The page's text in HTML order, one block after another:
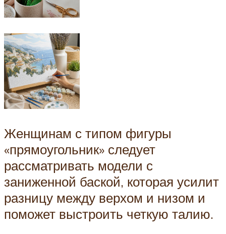
Женщинам с типом фигуры
«прямоугольник» следует
рассматривать модели с
заниженной баской, которая усилит
разницу между верхом и низом и
поможет выстроить четкую талию.